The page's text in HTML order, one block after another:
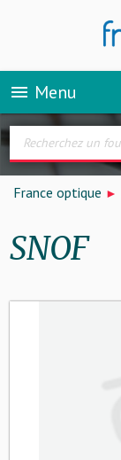
menu Menu
France optique
SNOF